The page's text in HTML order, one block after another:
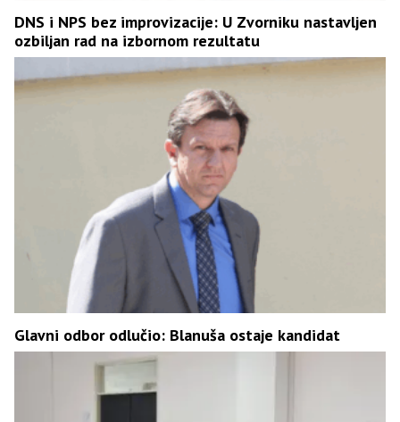
DNS i NPS bez improvizacije: U Zvorniku nastavljen
ozbiljan rad na izbornom rezultatu
Glavni odbor odlučio: Blanuša ostaje kandidat